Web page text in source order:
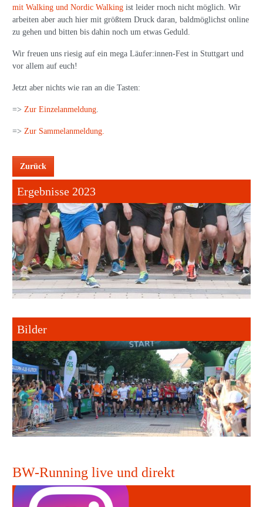
mit Walking und Nordic Walking ist leider rnoch nicht möglich. Wir
arbeiten aber auch hier mit größtem Druck daran, baldmöglichst online
zu gehen und bitten bis dahin noch um etwas Geduld.
Wir freuen uns riesig auf ein mega Läufer:innen-Fest in Stuttgart und
vor allem auf euch!
Jetzt aber nichts wie ran an die Tasten:
=> Zur Einzelanmeldung.
=> Zur Sammelanmeldung.
Zurück
Ergebnisse 2023
Bilder
BW-Running live und direkt